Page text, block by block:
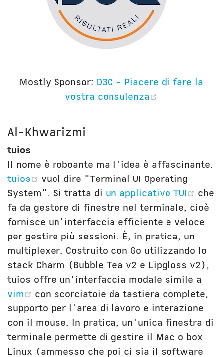
Mostly Sponsor: D3C ~ Piacere di fare la
vostra consulenza
Al-Khwarizmi
tuios
Il nome è roboante ma l'idea è affascinante.
tuios
(opens new window)
vuol dire "Terminal UI Operating
System". Si tratta di un applicativo TUI
che
fa da gestore di finestre nel terminale, cioè
fornisce un'interfaccia efficiente e veloce
per gestire più sessioni. È, in pratica, un
multiplexer. Costruito con Go utilizzando lo
stack Charm (Bubble Tea v2 e Lipgloss v2),
tuios offre un'interfaccia modale simile a
vim
(opens new window)
con scorciatoie da tastiera complete,
supporto per l'area di lavoro e interazione
con il mouse. In pratica, un'unica finestra di
terminale permette di gestire il Mac o box
Linux (ammesso che poi ci sia il software